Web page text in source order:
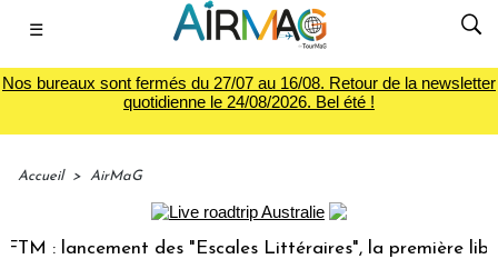
☰
Nos bureaux sont fermés du 27/07 au 16/08. Retour de la newsletter
quotidienne le 24/08/2026. Bel été !
Accueil > AirMaG
: lancement des "Escales Littéraires", la première librairie